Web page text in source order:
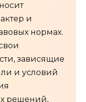
и
нормах.
зависящие
и условий
решений,